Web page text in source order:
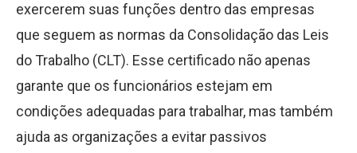
exercerem suas funções dentro das empresas
que seguem as normas da Consolidação das Leis
do Trabalho (CLT). Esse certificado não apenas
garante que os funcionários estejam em
condições adequadas para trabalhar, mas também
ajuda as organizações a evitar passivos